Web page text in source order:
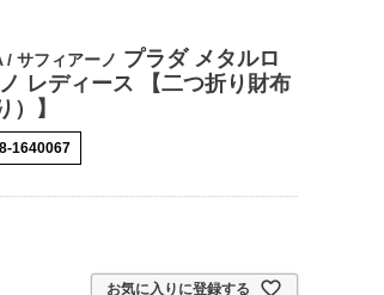
/ サフィアーノ プラダ メタルロ
レディース 【二つ折り財布
）】
1640067
お気に入りに登録する